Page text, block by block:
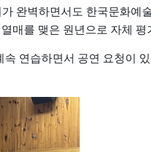
완벽하면서도 한국문화예
매를 맺은 원년으로 자체 평
연습하면서 공연 요청이